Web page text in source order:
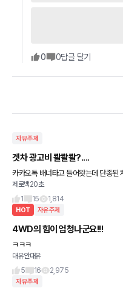
0 0답글 달기
자유주제
겟차 광고비 콸콸콸?....
카카오톡 배너타고 들어왓는데 단종된
고객들 뭥미 할거같은데.. 카톡 배너광고
들지않나요???? ㅎㅎㅎ 코로나검사로 9
제로백20초
1
15 1,814
HOT 자유주제
4WD의 힘이 엄청나군요!!!
ㅋㅋㅋ
대유안대유
5
16 2,975
자유주제